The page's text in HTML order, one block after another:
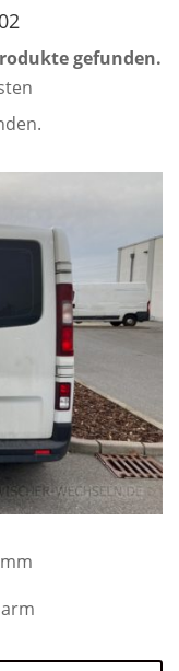
gefunden.